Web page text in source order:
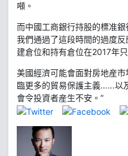
噸。
而中國工商銀行持股的標准
我們通過了這段時間的過度
建倉位和持有倉位在2017年
美國經濟可能會面對房地産
臨更多的貿易保護主義……以
會令投資者産生不安。”